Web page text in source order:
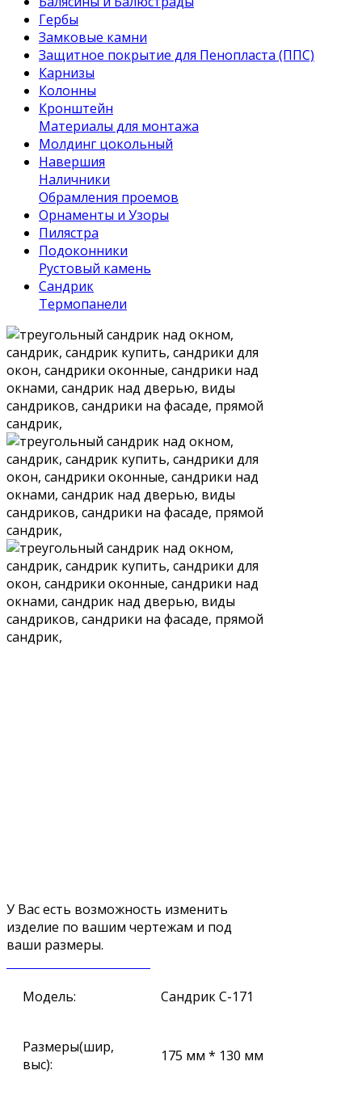
Гербы
Замковые камни
Защитное покрытие для Пенопласта (ППС)
Карнизы
Колонны
Кронштейн
Материалы для монтажа
Молдинг цокольный
Навершия
Наличники
Обрамления проемов
Орнаменты и Узоры
Пилястра
Подоконники
Рустовый камень
Сандрик
Термопанели
У Вас есть возможность изменить
изделие по вашим чертежам и под
ваши размеры.
Модель: Сандрик С-171
Размеры(шир,
выс):
175 мм * 130 мм